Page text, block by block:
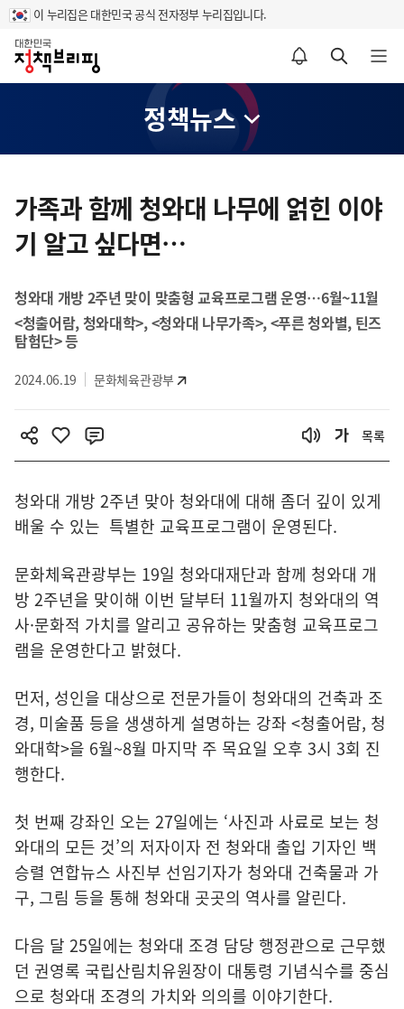
이 누리집은 대한민국 공식 전자정부 누리집입니다.
홈
알림설정 바로가기 검색 바로가기 메뉴 열기
정책뉴스
텐
츠
영
가족과 함께 청와대 나무에 얽힌 이야
기 알고 싶다면…
청와대 개방 2주년 맞이 맞춤형 교육프로그램 운영…6월~11월
<청출어람, 청와대학>, <청와대 나무가족>, <푸른 청와별, 틴즈
탐험단> 등
2024.06.19 문화체육관광부
목록
청와대 개방 2주년 맞아 청와대에 대해 좀더 깊이 있게
배울 수 있는 특별한 교육프로그램이 운영된다.
문화체육관광부는 19일 청와대재단과 함께 청와대 개
방 2주년을 맞이해 이번 달부터 11월까지 청와대의 역
사·문화적 가치를 알리고 공유하는 맞춤형 교육프로그
램을 운영한다고 밝혔다.
먼저, 성인을 대상으로 전문가들이 청와대의 건축과 조
경, 미술품 등을 생생하게 설명하는 강좌 <청출어람, 청
와대학>을 6월~8월 마지막 주 목요일 오후 3시 3회 진
행한다.
첫 번째 강좌인 오는 27일에는 ‘사진과 사료로 보는 청
와대의 모든 것’의 저자이자 전 청와대 출입 기자인 백
승렬 연합뉴스 사진부 선임기자가 청와대 건축물과 가
구, 그림 등을 통해 청와대 곳곳의 역사를 알린다.
다음 달 25일에는 청와대 조경 담당 행정관으로 근무했
던 권영록 국립산림치유원장이 대통령 기념식수를 중심
으로 청와대 조경의 가치와 의의를 이야기한다.